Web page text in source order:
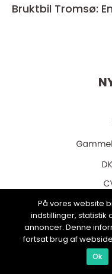
Bruktbil Tromsø:
På vores website
indstillinger, statistik
annoncer. Denne
fortsat brug af
Ok